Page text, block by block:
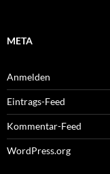
META
Anmelden
Eintrags-Feed
Kommentar-Feed
WordPress.org